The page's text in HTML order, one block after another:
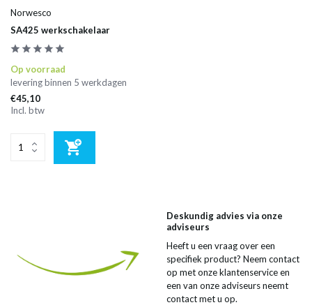
Norwesco
SA425 werkschakelaar
Op voorraad
levering binnen 5 werkdagen
€45,10
Incl. btw
Deskundig advies via onze
adviseurs
Heeft u een vraag over een
specifiek product? Neem contact
op met onze klantenservice en
een van onze adviseurs neemt
contact met u op.